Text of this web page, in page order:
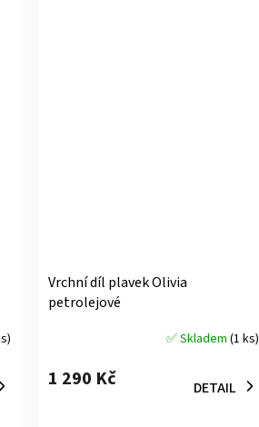
Vrchní díl plavek Olivia
petrolejové
produktu
✅ Skladem (1 ks)
1 290 Kč DETAIL